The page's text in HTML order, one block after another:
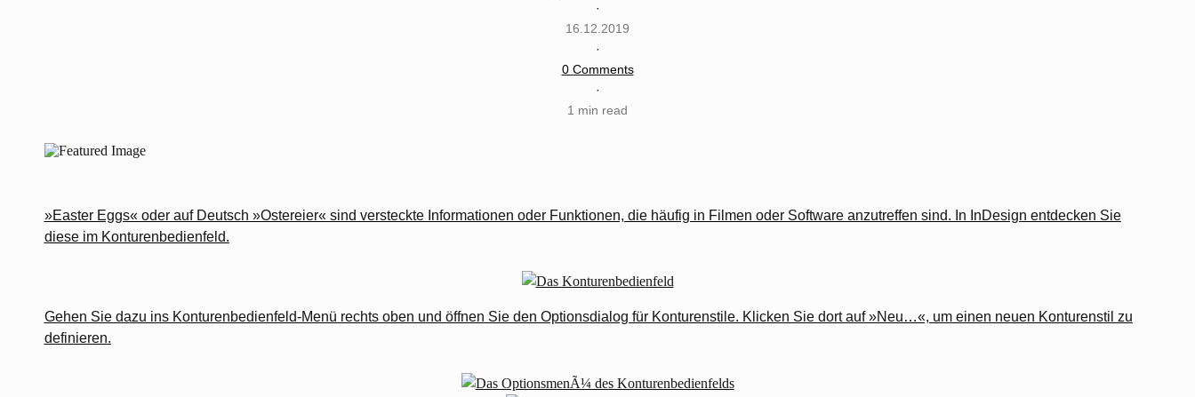
·
16.12.2019
·
0 Comments
·
1 min read
»Easter Eggs« oder auf Deutsch »Ostereier« sind versteckte Informationen oder Funktionen, die häufig in Filmen oder Software anzutreffen sind. In InDesign entdecken Sie
diese im Konturenbedienfeld.
Gehen Sie dazu ins Konturenbedienfeld-Menü rechts oben und öffnen Sie den Optionsdialog für Konturenstile. Klicken Sie dort auf »Neu…«, um einen neuen Konturenstil zu
definieren.